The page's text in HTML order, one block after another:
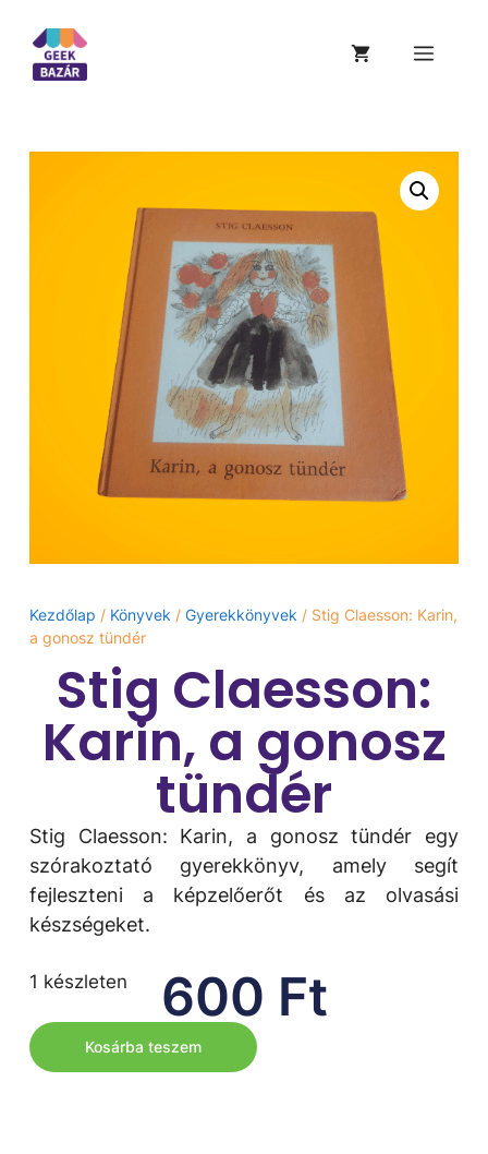
Kezdőlap / Könyvek / Gyerekkönyvek / Stig Claesson: Karin,
a gonosz tündér
Stig Claesson:
Karin, a gonosz
tündér
Stig Claesson: Karin, a gonosz tündér egy
szórakoztató gyerekkönyv, amely segít
fejleszteni a képzelőerőt és az olvasási
készségeket.
600 Ft
1 készleten
Kosárba teszem